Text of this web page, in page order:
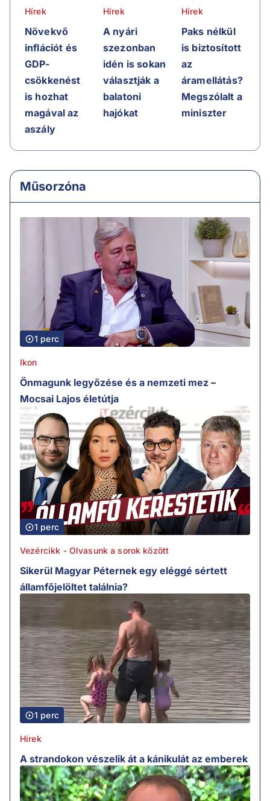
Hírek
Növekvő
inflációt és
GDP-
csökkenést
is hozhat
magával az
aszály
Hírek
A nyári
szezonban
idén is sokan
választják a
balatoni
hajókat
Hírek
Paks nélkül
is biztosított
az
áramellátás?
Megszólalt a
miniszter
Műsorzóna
1 perc
Ikon
Önmagunk legyőzése és a nemzeti mez –
Mocsai Lajos életútja
1 perc
Vezércikk - Olvasunk a sorok között
Sikerül Magyar Péternek egy eléggé sértett
államfőjelöltet találnia?
1 perc
Hírek
A strandokon vészelik át a kánikulát az emberek